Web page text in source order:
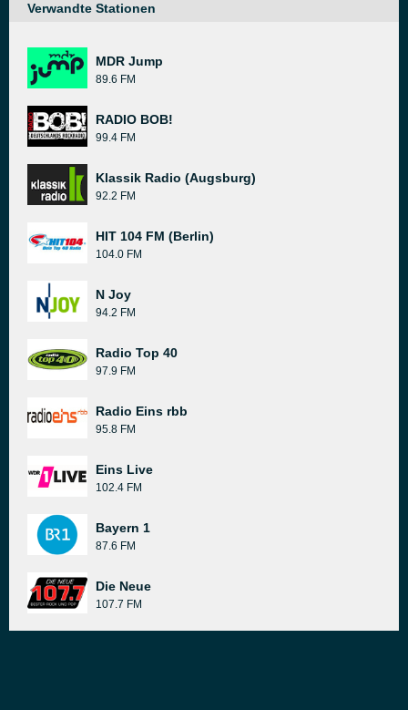
Verwandte Stationen
MDR Jump
89.6 FM
RADIO BOB!
99.4 FM
Klassik Radio (Augsburg)
92.2 FM
HIT 104 FM (Berlin)
104.0 FM
N Joy
94.2 FM
Radio Top 40
97.9 FM
Radio Eins rbb
95.8 FM
Eins Live
102.4 FM
Bayern 1
87.6 FM
Die Neue
107.7 FM